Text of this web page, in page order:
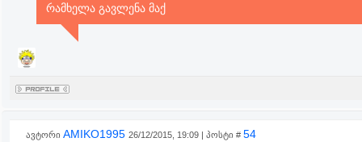
რამხელა გავლენა მაქ
ავტორი AMIKO1995 26/12/2015, 19:09 | პოსტი # 54